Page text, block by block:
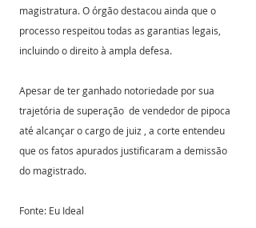
magistratura. O órgão destacou ainda que o
processo respeitou todas as garantias legais,
incluindo o direito à ampla defesa.
Apesar de ter ganhado notoriedade por sua
trajetória de superação  de vendedor de pipoca
até alcançar o cargo de juiz , a corte entendeu
que os fatos apurados justificaram a demissão
do magistrado.
Fonte: Eu Ideal